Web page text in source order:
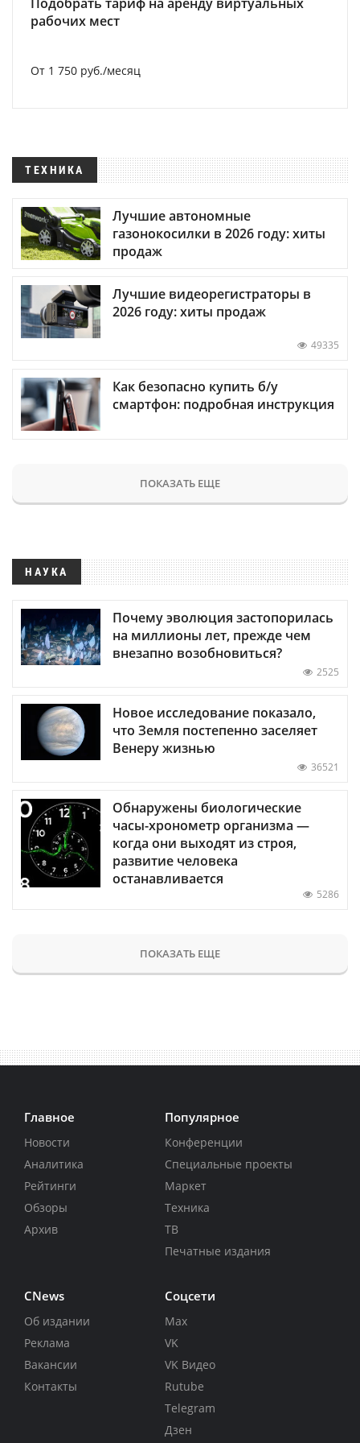
рабочих мест
От 1 750 руб./месяц
ТЕХНИКА
Лучшие автономные
газонокосилки в 2026 году: хиты
продаж
Лучшие видеорегистраторы в
2026 году: хиты продаж
49335
Как безопасно купить б/у
смартфон: подробная инструкция
ПОКАЗАТЬ ЕЩЕ
НАУКА
Почему эволюция застопорилась
на миллионы лет, прежде чем
внезапно возобновиться?
2525
Новое исследование показало,
что Земля постепенно заселяет
Венеру жизнью
36521
Обнаружены биологические
часы-хронометр организма —
когда они выходят из строя,
развитие человека
останавливается
5286
ПОКАЗАТЬ ЕЩЕ
Главное
Новости
Аналитика
Рейтинги
Обзоры
Архив
Популярное
Конференции
Специальные проекты
Маркет
Техника
ТВ
Печатные издания
CNews
Об издании
Реклама
Вакансии
Контакты
Соцсети
Max
VK
VK Видео
Rutube
Telegram
Дзен